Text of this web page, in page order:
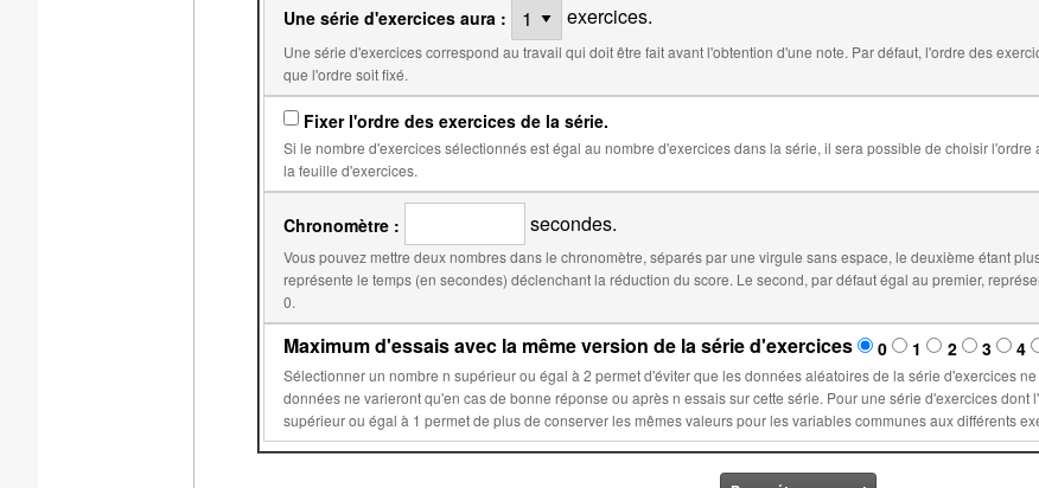
Une série d'exercices aura : exercices.
Une série d'exercices correspond au travail qui doit être fait avant l'obtention d'une note. Par défaut, l'ordre des exercices est aléatoire. Cocher ci-dessous pour
que l'ordre soit fixé.
Fixer l'ordre des exercices de la série.
Si le nombre d'exercices sélectionnés est égal au nombre d'exercices dans la série, il sera possible de choisir l'ordre au moment de l'insertion de la série dans
la feuille d'exercices.
Chronomètre : secondes.
Vous pouvez mettre deux nombres dans le chronomètre, séparés par une virgule sans espace, le deuxième étant
représente le temps (en secondes) déclenchant la réduction du score. Le second, par défaut égal au premier, représente le temps à partir duquel le score sera
0.
Maximum d'essais avec la même version de la série d'exercices 0 1 2 3 4
Sélectionner un nombre n supérieur ou égal à 2 permet d'éviter que les données aléatoires de la série d'exercices ne changent lors d'un nouvel essai : ces
données ne varieront qu'en cas de bonne réponse ou après n essais sur cette série. Pour une série d'exercices dont l'ordre est fixé, sélectionner un nombre n